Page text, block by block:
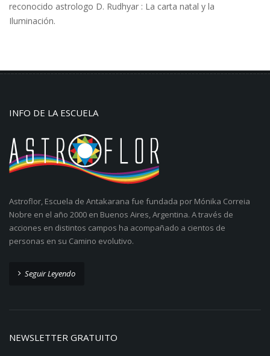
reconocido astrologo D. Rudhyar : La carta natal y la
Iluminación.
INFO DE LA ESCUELA
Astroflor, Escuela de Antakarana fue fundada por Mónika Correia
Nobre en el año 2000 en Buenos Aires, Argentina. A través de
acciones en distintos campos ha acompañado a cientos de
personas en su Camino evolutivo.
Seguir Leyendo
NEWSLETTER GRATUITO